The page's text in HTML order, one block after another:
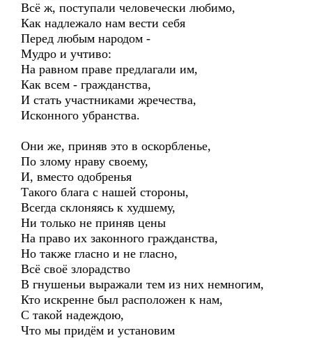
Всё ж, поступали человечески любимо,
Как надлежало нам вести себя
Перед любым народом -
Мудро и учтиво:
На равном праве предлагали им,
Как всем - гражданства,
И стать участниками жречества,
Исконного убранства.
Они же, приняв это в оскорбленье,
По злому нраву своему,
И, вместо одобренья
Такого блага с нашей стороны,
Всегда склоняясь к худшему,
Ни только не приняв цены
На право их законного гражданства,
Но также гласно и не гласно,
Всё своё злорадство
В гнушеньи выражали тем из них немногим,
Кто искренне был расположен к нам,
С такой надеждою,
Что мы придём и установим